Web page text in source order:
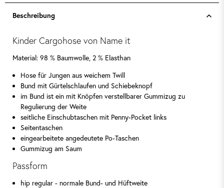
Beschreibung
Kinder Cargohose von Name it
Material: 98 % Baumwolle, 2 % Elasthan
Hose für Jungen aus weichem Twill
Bund mit Gürtelschlaufen und Schiebeknopf
im Bund ist ein mit Knöpfen verstellbarer Gummizug zu
Regulierung der Weite
seitliche Einschubtaschen mit Penny-Pocket links
Seitentaschen
eingearbeitete angedeutete Po-Taschen
Gummizug am Saum
Passform
hip regular - normale Bund- und Hüftweite